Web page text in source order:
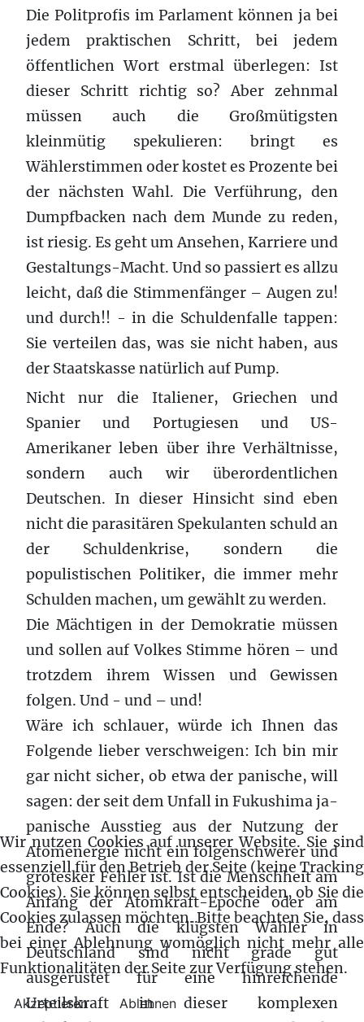
Die Politprofis im Parlament können ja bei
jedem praktischen Schritt, bei jedem
öffentlichen Wort erstmal überlegen: Ist
dieser Schritt richtig so? Aber zehnmal
müssen auch die Großmütigsten
kleinmütig spekulieren: bringt es
Wählerstimmen oder kostet es Prozente bei
der nächsten Wahl. Die Verführung, den
Dumpfbacken nach dem Munde zu reden,
ist riesig. Es geht um Ansehen, Karriere und
Gestaltungs-Macht. Und so passiert es allzu
leicht, daß die Stimmenfänger – Augen zu!
und durch!! - in die Schuldenfalle tappen:
Sie verteilen das, was sie nicht haben, aus
der Staatskasse natürlich auf Pump.
Nicht nur die Italiener, Griechen und
Spanier und Portugiesen und US-
Amerikaner leben über ihre Verhältnisse,
sondern auch wir überordentlichen
Deutschen. In dieser Hinsicht sind eben
nicht die parasitären Spekulanten schuld an
der Schuldenkrise, sondern die
populistischen Politiker, die immer mehr
Schulden machen, um gewählt zu werden.
Die Mächtigen in der Demokratie müssen
und sollen auf Volkes Stimme hören – und
trotzdem ihrem Wissen und Gewissen
folgen. Und - und – und!
Wäre ich schlauer, würde ich Ihnen das
Folgende lieber verschweigen: Ich bin mir
gar nicht sicher, ob etwa der panische, will
sagen: der seit dem Unfall in Fukushima ja-
panische Ausstieg aus der Nutzung der
Atomenergie nicht ein folgenschwerer und
grotesker Fehler ist. Ist die Menschheit am
Anfang der Atomkraft-Epoche oder am
Ende? Auch die klügsten Wähler in
Deutschland sind nicht grade gut
ausgerüstet für eine hinreichende
Urteilskraft in dieser komplexen
Wir nutzen Cookies auf unserer Website. Sie sind
essenziell für den Betrieb der Seite (keine Tracking
Cookies). Sie können selbst entscheiden, ob Sie die
Cookies zulassen möchten. Bitte beachten Sie, dass
bei einer Ablehnung womöglich nicht mehr alle
Funktionalitäten der Seite zur Verfügung stehen.
Akzeptieren Ablehnen